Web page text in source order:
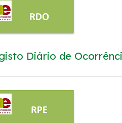
Diário de